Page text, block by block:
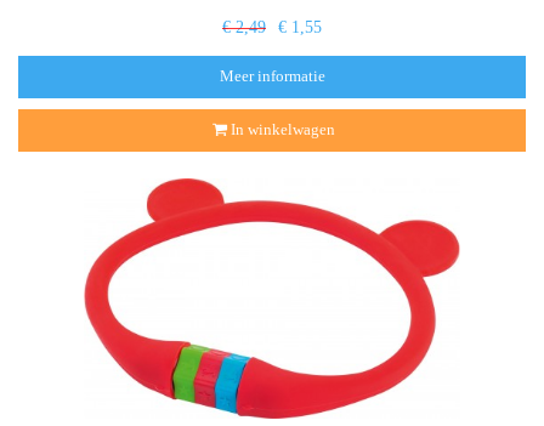
€ 2,49 € 1,55
Meer informatie
In winkelwagen